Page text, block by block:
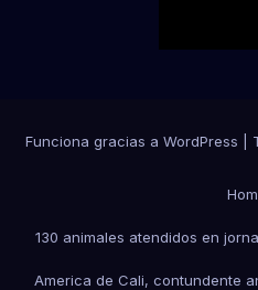
Funciona gracias a WordPress
130 animales atendidos en
America de Cali, contundente